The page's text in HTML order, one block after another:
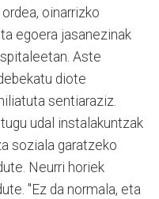
oinarrizko
egoera jasanezinak
Aste
diote
sentiaraziz.
udal instalakuntzak
soziala garatzeko
Neurri horiek
"Ez da normala, eta